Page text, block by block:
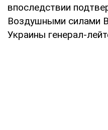
впоследствии
Воздушными силами
Украины генерал-